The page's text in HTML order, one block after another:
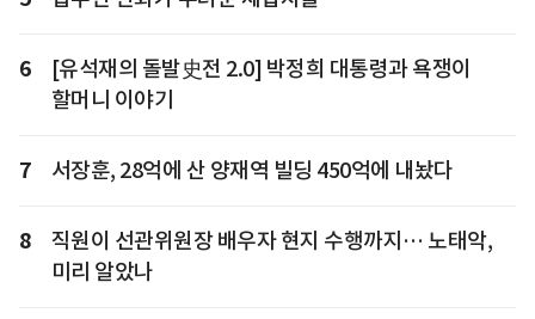
6
[유석재의 돌발史전 2.0] 박정희 대통령과 욕쟁이
할머니 이야기
7 서장훈, 28억에 산 양재역 빌딩 450억에 내놨다
8
직원이 선관위원장 배우자 현지 수행까지… 노태악,
미리 알았나